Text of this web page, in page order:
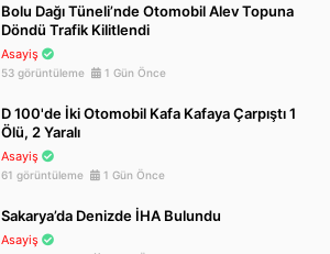
Bolu Dağı Tüneli’nde Otomobil Alev Topuna
Döndü Trafik Kilitlendi
Asayiş
53 görüntüleme 1 Gün Önce
D 100'de İki Otomobil Kafa Kafaya Çarpıştı 1
Ölü, 2 Yaralı
Asayiş
61 görüntüleme 1 Gün Önce
Sakarya’da Denizde İHA Bulundu
Asayiş